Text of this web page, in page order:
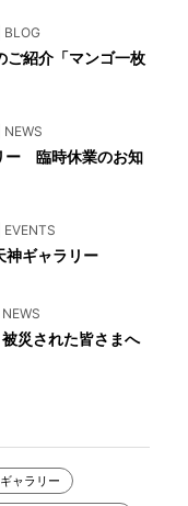
ご紹介「マンゴ一枚
臨時休業のお知
ギャラリー
災された皆さまへ
ャラリー